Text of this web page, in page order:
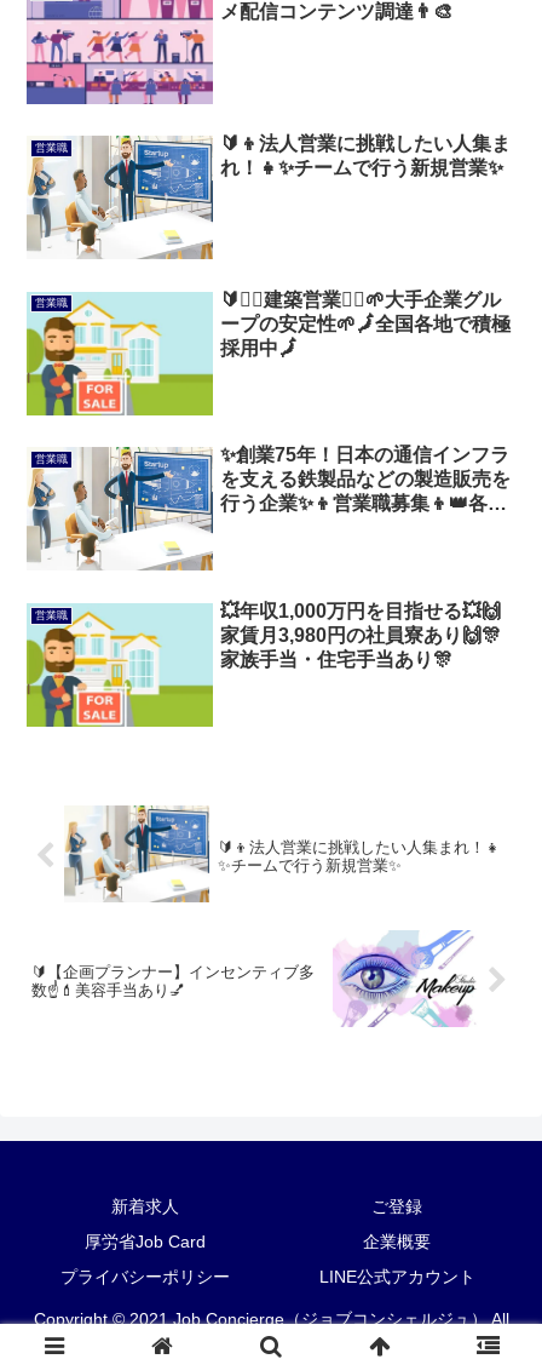
メ配信コンテンツ調達👨‍🎨
営業職
🔰👦法人営業に挑戦したい人集ま
れ！👧✨チームで行う新規営業✨
営業職
🔰👷‍♂️建築営業👷‍♂️🌱大手企業グル
ープの安定性🌱🗾全国各地で積極
採用中🗾
営業職
✨創業75年！日本の通信インフラ
を支える鉄製品などの製造販売を
行う企業✨👦営業職募集👦👑各種
営業職
💥年収1,000万円を目指せる💥🙌
家賃月3,980円の社員寮あり🙌🎊
家族手当・住宅手当あり🎊
🔰👦法人営業に挑戦したい人集まれ！👧
✨チームで行う新規営業✨
🔰【企画プランナー】インセンティブ多
数☝️💄美容手当あり💅
新着求人
ご登録
厚労省Job Card
企業概要
プライバシーポリシー
LINE公式アカウント
Copyright © 2021 Job Concierge（ジョブコンシェルジュ） All
Rights Reserved.